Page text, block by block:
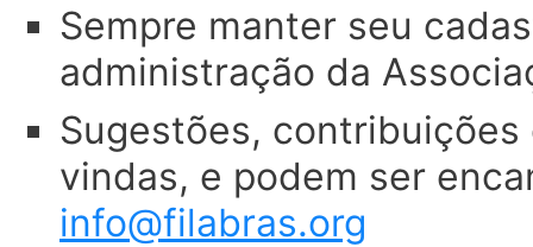
Sempre manter seu
administração da
Sugestões,
vindas, e podem ser
info@filabras.org